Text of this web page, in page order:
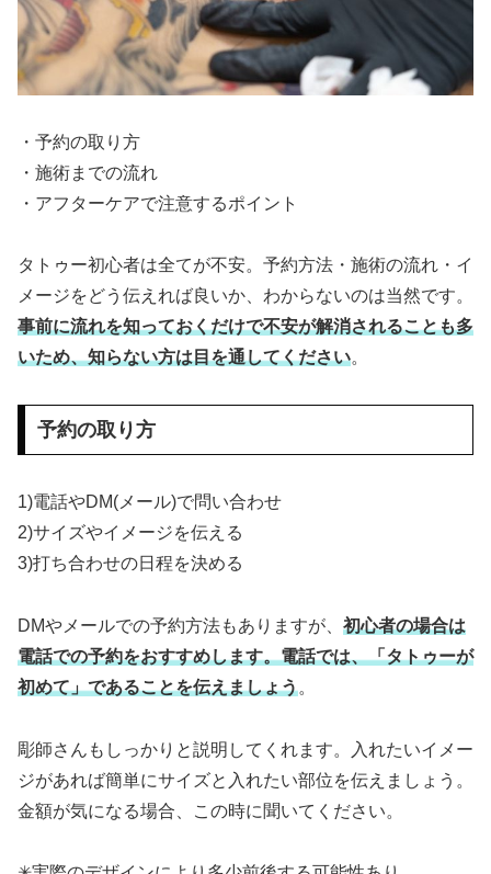
・予約の取り方
・施術までの流れ
・アフターケアで注意するポイント
タトゥー初心者は全てが不安。予約方法・施術の流れ・イ
メージをどう伝えれば良いか、わからないのは当然です。
事前に流れを知っておくだけで不安が解消されることも多
いため、知らない方は目を通してください。
予約の取り方
1)電話やDM(メール)で問い合わせ
2)サイズやイメージを伝える
3)打ち合わせの日程を決める
DMやメールでの予約方法もありますが、 初心者の場合は
電話での予約をおすすめします。電話では、「タトゥーが
初めて」であることを伝えましょう。
彫師さんもしっかりと説明してくれます。入れたいイメー
ジがあれば簡単にサイズと入れたい部位を伝えましょう。
金額が気になる場合、この時に聞いてください。